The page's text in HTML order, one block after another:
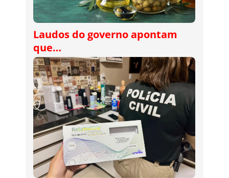
Laudos do governo apontam
que…